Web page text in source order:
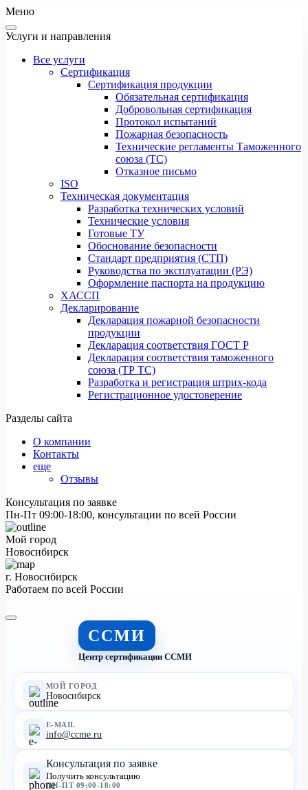
Меню
Услуги и направления
Все услуги
Сертификация
Сертификация продукции
Обязательная сертификация
Добровольная сертификация
Протокол испытаний
Пожарная безопасность
Технические регламенты Таможенного
союза (ТС)
Отказное письмо
ISO
Техническая документация
Разработка технических условий
Технические условия
Готовые ТУ
Обоснование безопасности
Стандарт предприятия (СТП)
Руководства по эксплуатации (РЭ)
Оформление паспорта на продукцию
ХАССП
Декларирование
Декларация пожарной безопасности
продукции
Декларация соответствия ГОСТ Р
Декларация соответствия таможенного
союза (ТР ТС)
Разработка и регистрация штрих-кода
Регистрационное удостоверение
Разделы сайта
О компании
Контакты
еще
Отзывы
Консультация по заявке
Пн-Пт 09:00-18:00, консультации по всей России
Мой город
Новосибирск
г. Новосибирск
Работаем по всей России
ССМИ
Центр сертификации ССМИ
МОЙ ГОРОД
Новосибирск
E-MAIL
info@ccme.ru
Консультация по заявке
Получить консультацию
ПН-ПТ 09:00-18:00